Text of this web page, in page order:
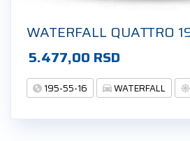
WATERFALL QUATTRO
5.477,00 RSD
195-55-16 WATERFALL